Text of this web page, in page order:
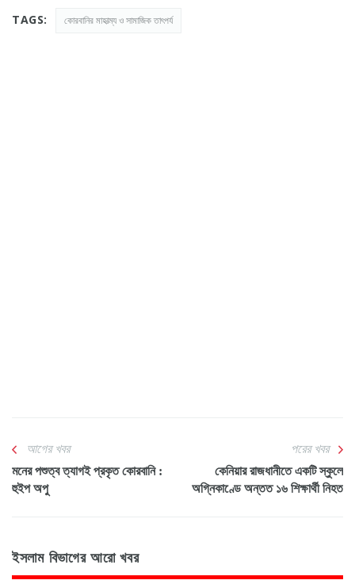
TAGS: কোরবানির মাহাত্ম্য ও সামাজিক তাৎপর্য
আগের খবর
মনের পশুত্ব ত্যাগই প্রকৃত কোরবানি :
হুইপ অপু
পরের খবর
কেনিয়ার রাজধানীতে একটি স্কুলে
অগ্নিকাণ্ডে অন্তত ১৬ শিক্ষার্থী নিহত
ইসলাম বিভাগের আরো খবর